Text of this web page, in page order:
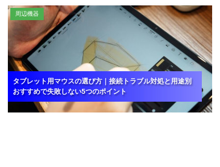
タブレット用マウスの選び方｜接続トラブル対処と用途別
おすすめで失敗しない5つのポイント
タブレット用マウスの選び方｜接続トラブル対処と用途別
おすすめで失敗しない5つのポイント
タブレット用マウスの選び方｜接続トラブル対処と用途別
おすすめで失敗しない5つのポイント
周辺機器